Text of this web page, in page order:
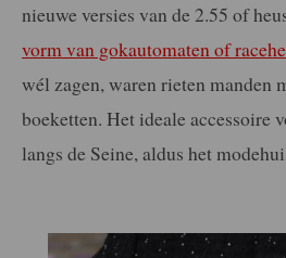
nieuwe versies van de 2.55 of
vorm van gokautomaten of
wél zagen, waren rieten manden
boeketten. Het ideale accessoire
langs de Seine, aldus het